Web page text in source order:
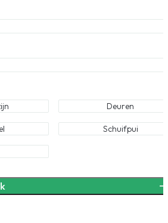
Deuren
Schuifpui